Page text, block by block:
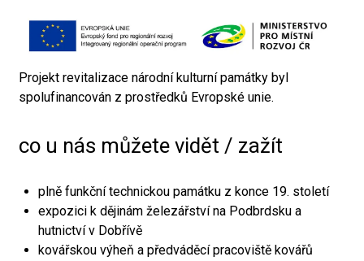
Projekt revitalizace národní kulturní památky byl
spolufinancován z prostředků Evropské unie.
co u nás můžete vidět / zažít
plně funkční technickou památku z konce 19. století
expozici k dějinám železářství na Podbrdsku a
hutnictví v Dobřívě
kovářskou výheň a předváděcí pracoviště kovářů